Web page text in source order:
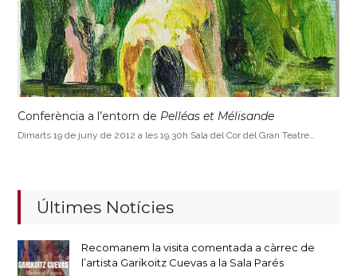
Conferència a l’entorn de Pelléas et Mélisande
Dimarts 19 de juny de 2012 a les 19.30h Sala del Cor del Gran Teatre…
Últimes Notícies
Recomanem la visita comentada a càrrec de
l’artista Garikoitz Cuevas a la Sala Parés